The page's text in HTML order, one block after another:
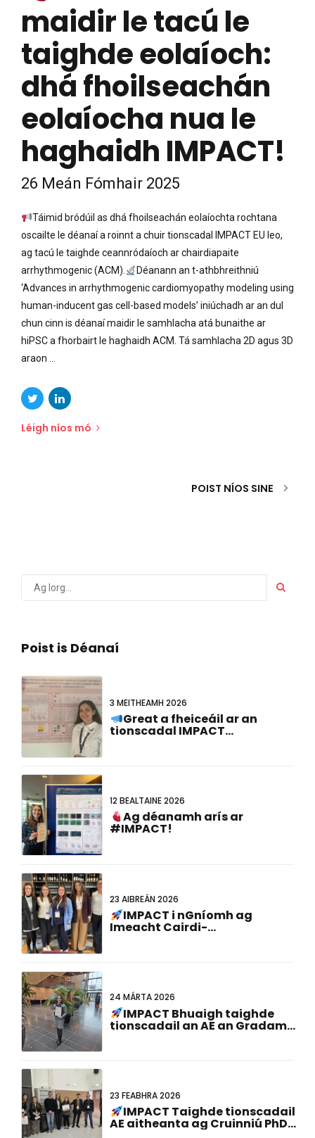
maidir le tacú le
taighde eolaíoch:
dhá fhoilseachán
eolaíocha nua le
haghaidh IMPACT!
26 Meán Fómhair 2025
Táimid bródúil as dhá fhoilseachán eolaíochta rochtana
oscailte le déanaí a roinnt a chuir tionscadal IMPACT EU leo,
ag tacú le taighde ceannródaíoch ar chairdiapaite
arrhythmogenic (ACM).
Déanann an t-athbhreithniú
‘Advances in arrhythmogenic cardiomyopathy modeling using
human-inducent gas cell-based models’ iniúchadh ar an dul
chun cinn is déanaí maidir le samhlacha atá bunaithe ar
hiPSC a fhorbairt le haghaidh ACM. Tá samhlacha 2D agus 3D
araon ...
Léigh níos mó
POIST NÍOS SINE
Poist is Déanaí
3 MEITHEAMH 2026
Great a fheiceáil ar an
tionscadal IMPACT
12 BEALTAINE 2026
Ag déanamh arís ar
#IMPACT!
23 AIBREÁN 2026
IMPACT i nGníomh ag
Imeacht Cairdi-
24 MÁRTA 2026
IMPACT Bhuaigh taighde
tionscadail an AE an Gradam
23 FEABHRA 2026
IMPACT Taighde tionscadail
AE aitheanta ag Cruinniú PhD